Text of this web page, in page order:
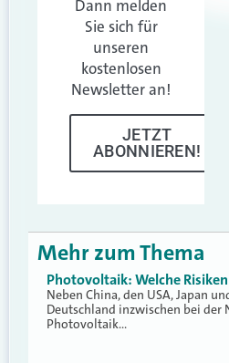
Dann melden
Sie sich für
unseren
kostenlosen
Newsletter an!
JETZT
ABONNIEREN!
Mehr zum Thema
Photovoltaik: Welche
Neben China, den USA, Japan
Deutschland inzwischen bei der
Photovoltaik…